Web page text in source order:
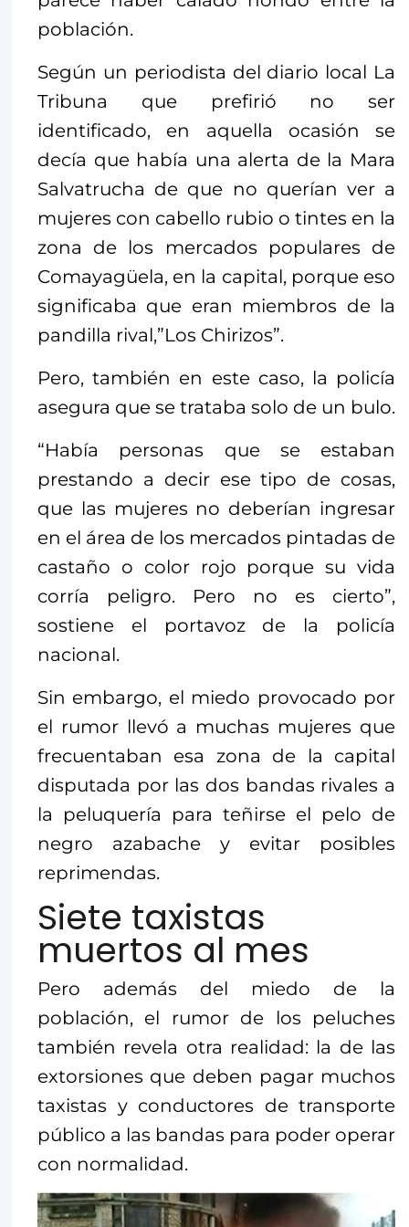
población.
Según un periodista del diario local La
Tribuna que prefirió no ser
identificado, en aquella ocasión se
decía que había una alerta de la Mara
Salvatrucha de que no querían ver a
mujeres con cabello rubio o tintes en la
zona de los mercados populares de
Comayagüela, en la capital, porque eso
significaba que eran miembros de la
pandilla rival,”Los Chirizos”.
Pero, también en este caso, la policía
asegura que se trataba solo de un bulo.
“Había personas que se estaban
prestando a decir ese tipo de cosas,
que las mujeres no deberían ingresar
en el área de los mercados pintadas de
castaño o color rojo porque su vida
corría peligro. Pero no es cierto”,
sostiene el portavoz de la policía
nacional.
Sin embargo, el miedo provocado por
el rumor llevó a muchas mujeres que
frecuentaban esa zona de la capital
disputada por las dos bandas rivales a
la peluquería para teñirse el pelo de
negro azabache y evitar posibles
reprimendas.
Siete taxistas
muertos al mes
Pero además del miedo de la
población, el rumor de los peluches
también revela otra realidad: la de las
extorsiones que deben pagar muchos
taxistas y conductores de transporte
público a las bandas para poder operar
con normalidad.